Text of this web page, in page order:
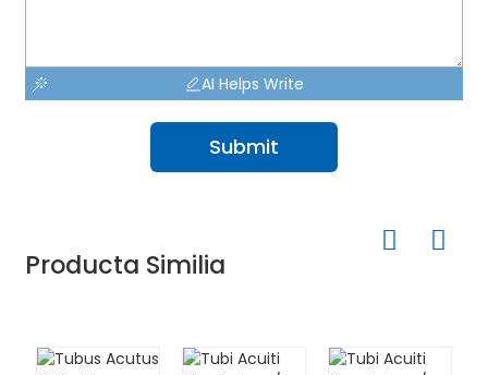
AI Helps Write
Submit
Producta Similia